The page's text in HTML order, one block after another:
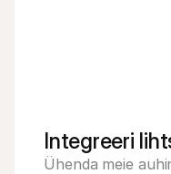
Integreeri
Ühenda meie